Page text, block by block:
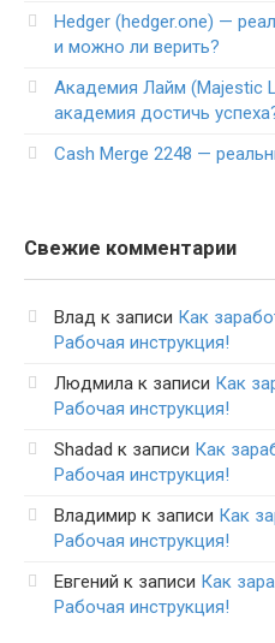
Hedger (hedger.one) —
и можно ли верить?
Академия Лайм (Majestic
академия достичь
Cash Merge 2248 —
Свежие комментарии
Влад к записи Как
Рабочая инструкция!
Людмила к записи Как
Рабочая инструкция!
Shadad к записи Как
Рабочая инструкция!
Владимир к записи Как
Рабочая инструкция!
Евгений к записи Как
Рабочая инструкция!